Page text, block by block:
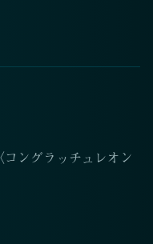
コングラッチュレオン